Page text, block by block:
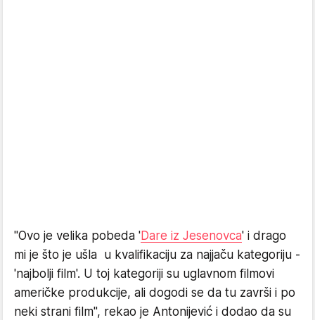
"Ovo je velika pobeda 'Dare iz Jesenovca' i drago
mi je što je ušla u kvalifikaciju za najjaču kategoriju -
'najbolji film'. U toj kategoriji su uglavnom filmovi
američke produkcije, ali dogodi se da tu završi i po
neki strani film", rekao je Antonijević i dodao da su